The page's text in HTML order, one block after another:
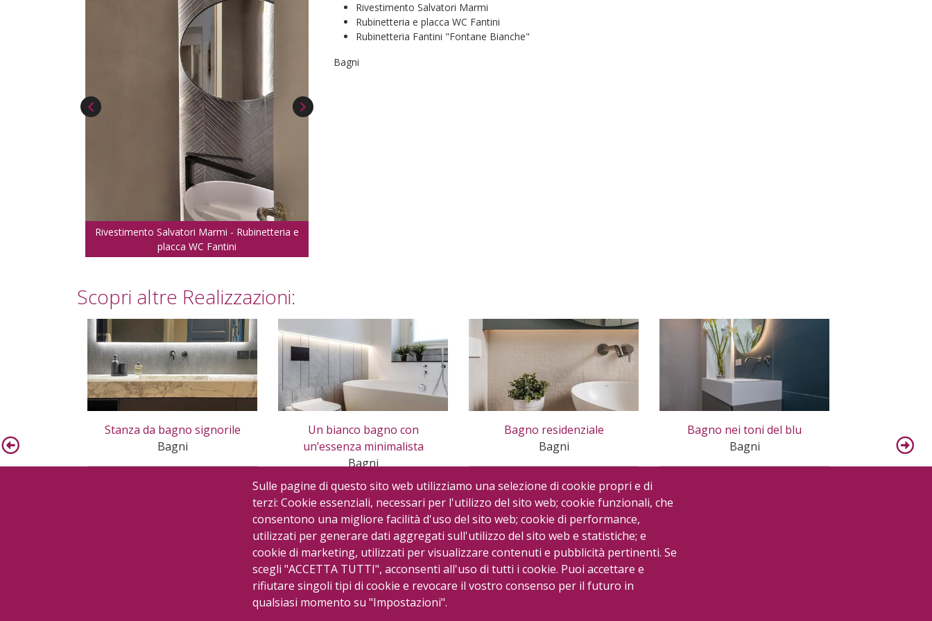
Rivestimento Salvatori Marmi - Rubinetteria e
placca WC Fantini
Rivestimento Salvatori Marmi
Rubinetteria e placca WC Fantini
Rubinetteria Fantini "Fontane Bianche"
Bagni
Scopri altre Realizzazioni:
Stanza da bagno signorile
Bagni
Un bianco bagno con
un’essenza minimalista
Bagni
Bagno residenziale
Bagni
Bagno nei toni del blu
Bagni
Sulle pagine di questo sito web utilizziamo una selezione di cookie propri e di
terzi: Cookie essenziali, necessari per l'utilizzo del sito web; cookie funzionali, che
consentono una migliore facilità d'uso del sito web; cookie di performance,
utilizzati per generare dati aggregati sull'utilizzo del sito web e statistiche; e
cookie di marketing, utilizzati per visualizzare contenuti e pubblicità pertinenti. Se
scegli "ACCETTA TUTTI", acconsenti all'uso di tutti i cookie. Puoi accettare e
rifiutare singoli tipi di cookie e revocare il vostro consenso per il futuro in
qualsiasi momento su "Impostazioni".